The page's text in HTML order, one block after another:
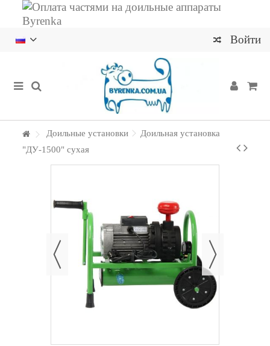
Войти
Доильные установки
Доильная установка
"ДУ-1500" сухая